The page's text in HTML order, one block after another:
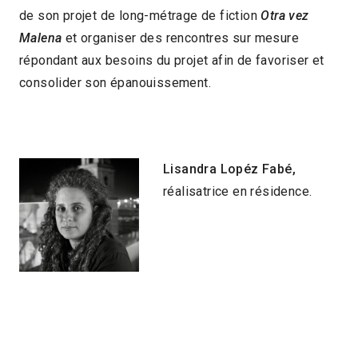
de son projet de long-métrage de fictionOtra vez
Malena et organiser des rencontres sur mesure
répondant aux besoins du projet afin de favoriser et
consolider son épanouissement.
Lisandra Lopéz Fabé,
réalisatrice en résidence.